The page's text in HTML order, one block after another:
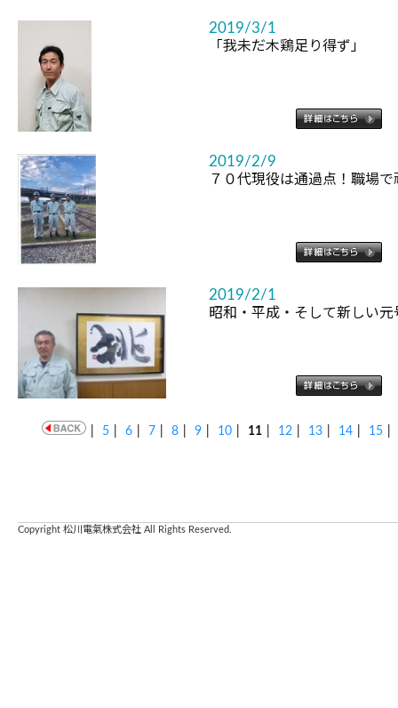
2019/3/1
「我未だ木鶏足り得ず」
2019/2/9
７０代現役は通過点！職場
2019/2/1
昭和・平成・そして新しい元
5 6 7 8 9 10 11 12 13 14 15
Copyright 松川電氣株式会社 All Rights Reserved.